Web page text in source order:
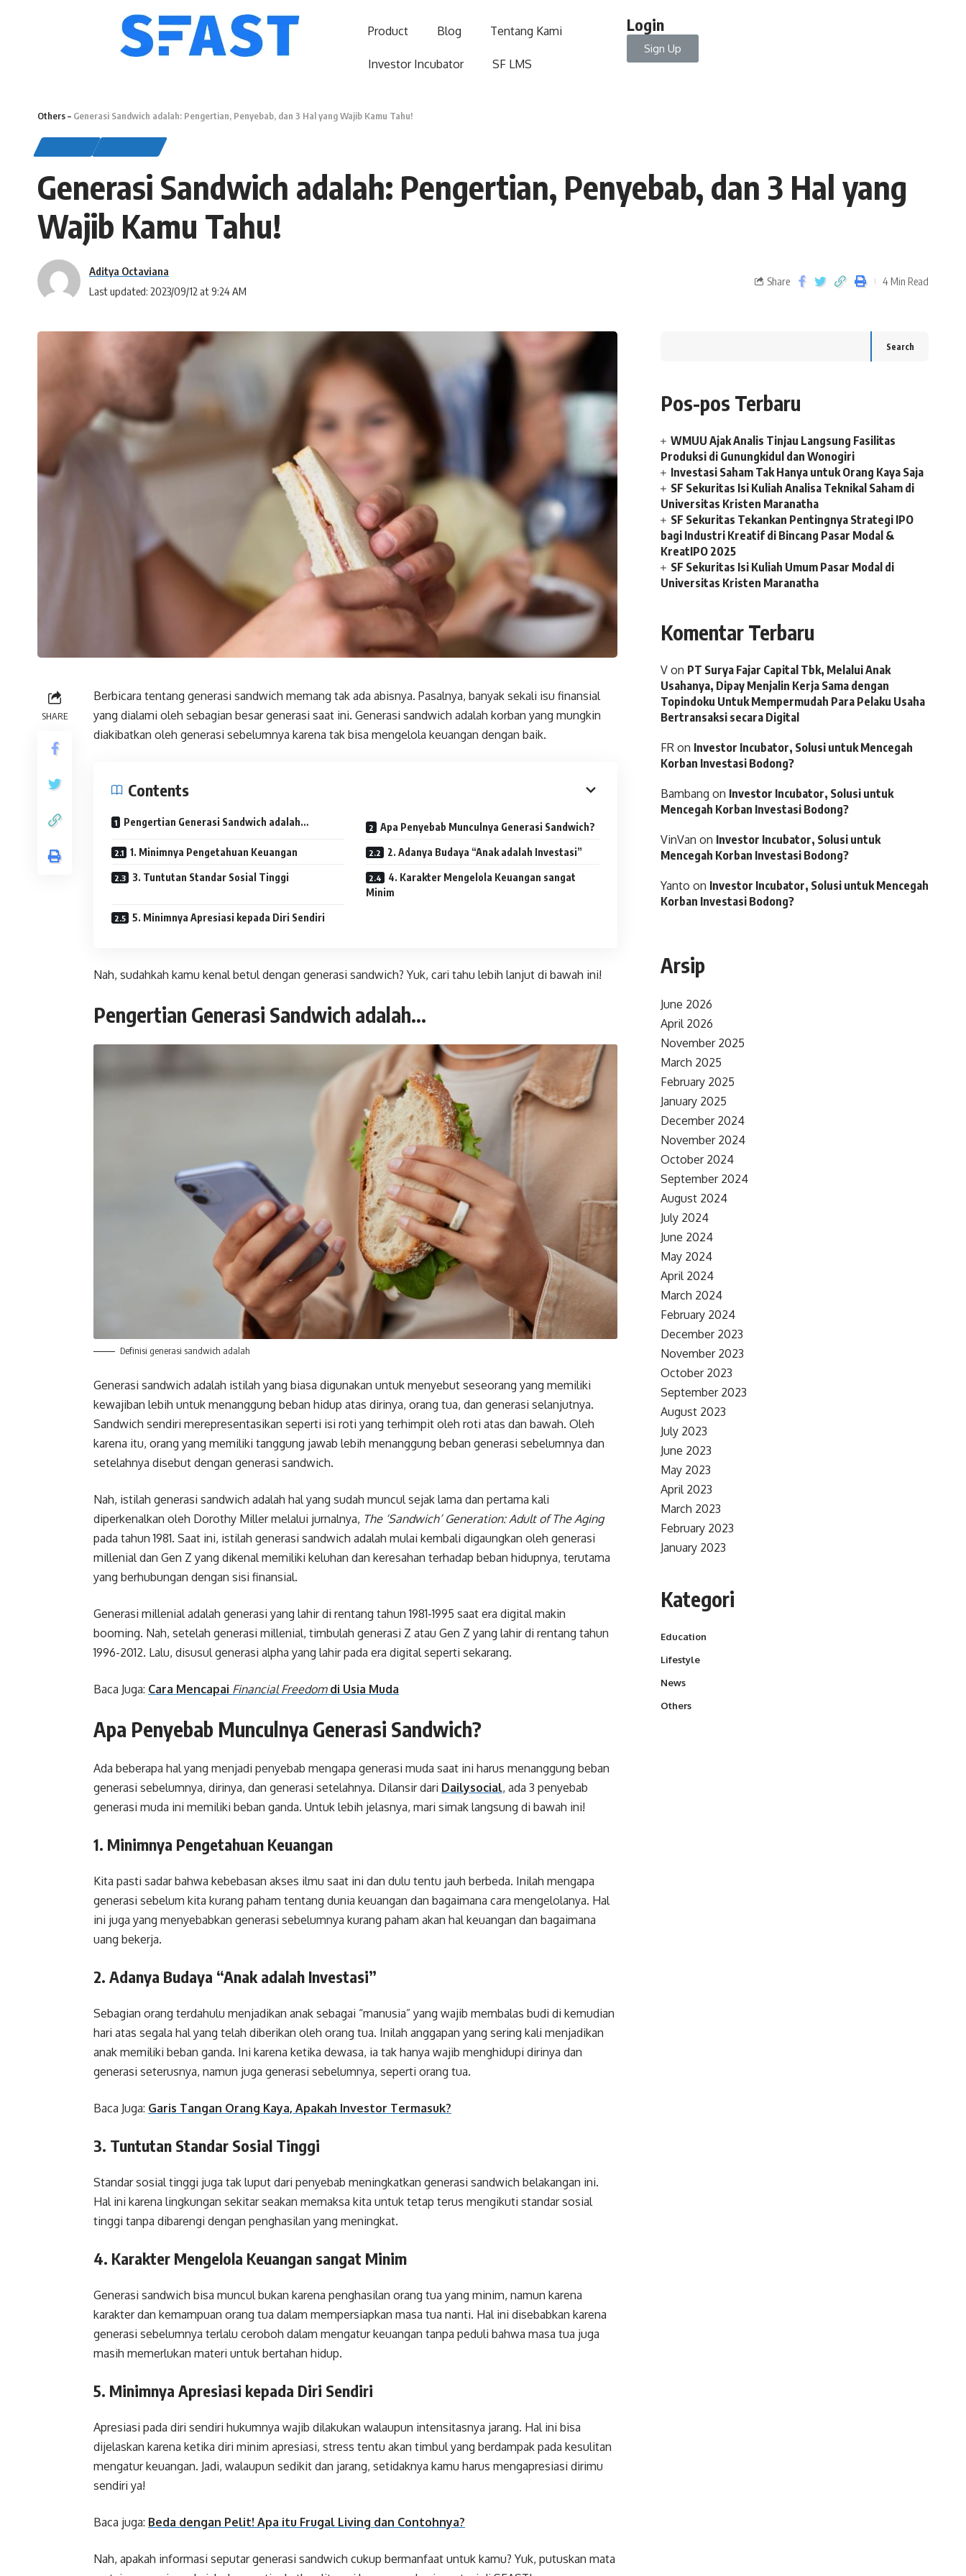
Product Blog Tentang Kami
Investor Incubator SF LMS
Login
Sign Up
Others– Generasi Sandwich adalah: Pengertian, Penyebab, dan 3 Hal yang Wajib Kamu Tahu!
Generasi Sandwich adalah: Pengertian, Penyebab, dan 3 Hal yang
Wajib Kamu Tahu!
Last updated: 2023/09/12 at 9:24 AM
Aditya Octaviana
Share 4 Min Read
SHARE
Berbicara tentang generasi sandwich memang tak ada abisnya. Pasalnya, banyak sekali isu finansial
yang dialami oleh sebagian besar generasi saat ini. Generasi sandwich adalah korban yang mungkin
diakibatkan oleh generasi sebelumnya karena tak bisa mengelola keuangan dengan baik.
Contents
Pengertian Generasi Sandwich adalah… Apa Penyebab Munculnya Generasi Sandwich?
1. Minimnya Pengetahuan Keuangan 2. Adanya Budaya “Anak adalah Investasi”
3. Tuntutan Standar Sosial Tinggi
4. Karakter Mengelola Keuangan sangat
Minim
5. Minimnya Apresiasi kepada Diri Sendiri
Nah, sudahkah kamu kenal betul dengan generasi sandwich? Yuk, cari tahu lebih lanjut di bawah ini!
Pengertian Generasi Sandwich adalah…
Definisi generasi sandwich adalah
Generasi sandwich adalah istilah yang biasa digunakan untuk menyebut seseorang yang memiliki
kewajiban lebih untuk menanggung beban hidup atas dirinya, orang tua, dan generasi selanjutnya.
Sandwich sendiri merepresentasikan seperti isi roti yang terhimpit oleh roti atas dan bawah. Oleh
karena itu, orang yang memiliki tanggung jawab lebih menanggung beban generasi sebelumnya dan
setelahnya disebut dengan generasi sandwich.
Nah, istilah generasi sandwich adalah hal yang sudah muncul sejak lama dan pertama kali
diperkenalkan oleh Dorothy Miller melalui jurnalnya, The ‘Sandwich’ Generation: Adult of The Aging
pada tahun 1981. Saat ini, istilah generasi sandwich adalah mulai kembali digaungkan oleh generasi
millenial dan Gen Z yang dikenal memiliki keluhan dan keresahan terhadap beban hidupnya, terutama
yang berhubungan dengan sisi finansial.
Generasi millenial adalah generasi yang lahir di rentang tahun 1981-1995 saat era digital makin
booming. Nah, setelah generasi millenial, timbulah generasi Z atau Gen Z yang lahir di rentang tahun
1996-2012. Lalu, disusul generasi alpha yang lahir pada era digital seperti sekarang.
Baca Juga: Cara Mencapai Financial Freedomdi Usia Muda
Apa Penyebab Munculnya Generasi Sandwich?
Ada beberapa hal yang menjadi penyebab mengapa generasi muda saat ini harus menanggung beban
generasi sebelumnya, dirinya, dan generasi setelahnya. Dilansir dari Dailysocial, ada 3 penyebab
generasi muda ini memiliki beban ganda. Untuk lebih jelasnya, mari simak langsung di bawah ini!
1. Minimnya Pengetahuan Keuangan
Kita pasti sadar bahwa kebebasan akses ilmu saat ini dan dulu tentu jauh berbeda. Inilah mengapa
generasi sebelum kita kurang paham tentang dunia keuangan dan bagaimana cara mengelolanya. Hal
ini juga yang menyebabkan generasi sebelumnya kurang paham akan hal keuangan dan bagaimana
uang bekerja.
2. Adanya Budaya “Anak adalah Investasi”
Sebagian orang terdahulu menjadikan anak sebagai “manusia” yang wajib membalas budi di kemudian
hari atas segala hal yang telah diberikan oleh orang tua. Inilah anggapan yang sering kali menjadikan
anak memiliki beban ganda. Ini karena ketika dewasa, ia tak hanya wajib menghidupi dirinya dan
generasi seterusnya, namun juga generasi sebelumnya, seperti orang tua.
Baca Juga: Garis Tangan Orang Kaya, Apakah Investor Termasuk?
3. Tuntutan Standar Sosial Tinggi
Standar sosial tinggi juga tak luput dari penyebab meningkatkan generasi sandwich belakangan ini.
Hal ini karena lingkungan sekitar seakan memaksa kita untuk tetap terus mengikuti standar sosial
tinggi tanpa dibarengi dengan penghasilan yang meningkat.
4. Karakter Mengelola Keuangan sangat Minim
Generasi sandwich bisa muncul bukan karena penghasilan orang tua yang minim, namun karena
karakter dan kemampuan orang tua dalam mempersiapkan masa tua nanti. Hal ini disebabkan karena
generasi sebelumnya terlalu ceroboh dalam mengatur keuangan tanpa peduli bahwa masa tua juga
masih memerlukan materi untuk bertahan hidup.
5. Minimnya Apresiasi kepada Diri Sendiri
Apresiasi pada diri sendiri hukumnya wajib dilakukan walaupun intensitasnya jarang. Hal ini bisa
dijelaskan karena ketika diri minim apresiasi, stress tentu akan timbul yang berdampak pada kesulitan
mengatur keuangan. Jadi, walaupun sedikit dan jarang, setidaknya kamu harus mengapresiasi dirimu
sendiri ya!
Baca juga: Beda dengan Pelit! Apa itu Frugal Living dan Contohnya?
Nah, apakah informasi seputar generasi sandwich cukup bermanfaat untuk kamu? Yuk, putuskan mata
Search
Pos-pos Terbaru
WMUU Ajak Analis Tinjau Langsung Fasilitas
Produksi di Gunungkidul dan Wonogiri
Investasi Saham Tak Hanya untuk Orang Kaya Saja
SF Sekuritas Isi Kuliah Analisa Teknikal Saham di
Universitas Kristen Maranatha
SF Sekuritas Tekankan Pentingnya Strategi IPO
bagi Industri Kreatif di Bincang Pasar Modal &
KreatIPO 2025
SF Sekuritas Isi Kuliah Umum Pasar Modal di
Universitas Kristen Maranatha
Komentar Terbaru
Von PT Surya Fajar Capital Tbk, Melalui Anak
Usahanya, Dipay Menjalin Kerja Sama dengan
Topindoku Untuk Mempermudah Para Pelaku Usaha
Bertransaksi secara Digital
FRon Investor Incubator, Solusi untuk Mencegah
Korban Investasi Bodong?
Bambang on Investor Incubator, Solusi untuk
Mencegah Korban Investasi Bodong?
VinVan on Investor Incubator, Solusi untuk
Mencegah Korban Investasi Bodong?
Yanto on Investor Incubator, Solusi untuk Mencegah
Korban Investasi Bodong?
Arsip
June 2026
April 2026
November 2025
March 2025
February 2025
January 2025
December 2024
November 2024
October 2024
September 2024
August 2024
July 2024
June 2024
May 2024
April 2024
March 2024
February 2024
December 2023
November 2023
October 2023
September 2023
August 2023
July 2023
June 2023
May 2023
April 2023
March 2023
February 2023
January 2023
Kategori
Education
Lifestyle
News
Others